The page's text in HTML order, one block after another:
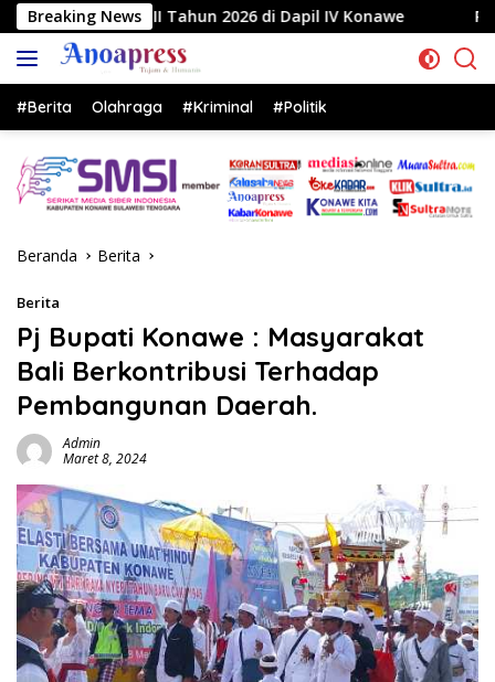
Langsung
ke
konten
Breaking News
2026 di Dapil IV Konawe Reses di Labela,
#Berita Olahraga #Kriminal #Politik
Beranda Berita
Berita
Pj Bupati Konawe : Masyarakat
Bali Berkontribusi Terhadap
Pembangunan Daerah.
Admin
Maret 8, 2024